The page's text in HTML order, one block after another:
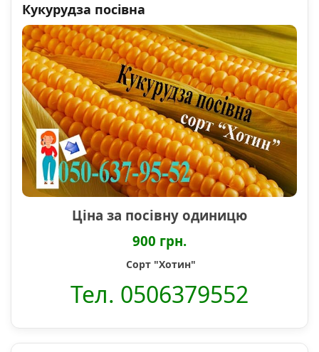
Кукурудза посівна
Ціна за посівну одиницю
900 грн.
Сорт "Хотин"
Тел. 0506379552